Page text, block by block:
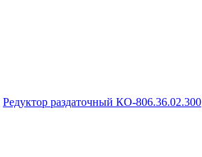
Редуктор раздаточный КО-806.36.02.300